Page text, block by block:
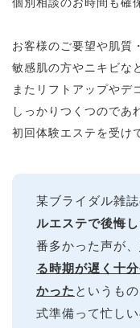
個別相談のお時間も確
お客様のご要望や肌質
敏感肌の方やニキビな
またリフトアップやデ
しっかりつくつのであ
初回体験エステを受け
某ブライダル雑
ルエステで後悔し
番多かった声が、
る時期が遅く十
かった というも
式準備って忙し